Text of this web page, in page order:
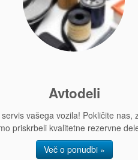
Avtodeli
vašega vozila! Pokličite nas,
priskrbeli kvalitetne rezervne
Več o ponudbi »